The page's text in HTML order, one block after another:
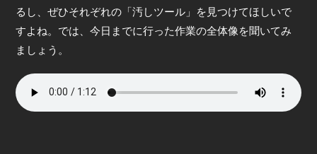
るし、ぜひそれぞれの「汚しツール」を見つけてほしいで
すよね。では、今日までに行った作業の全体像を聞いてみ
ましょう。